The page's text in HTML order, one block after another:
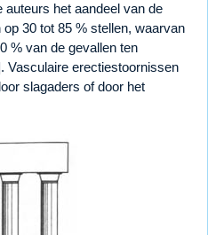
het aandeel van de
30 tot 85 % stellen, waarvan
% van de gevallen ten
Vasculaire erectiestoornissen
slagaders of door het